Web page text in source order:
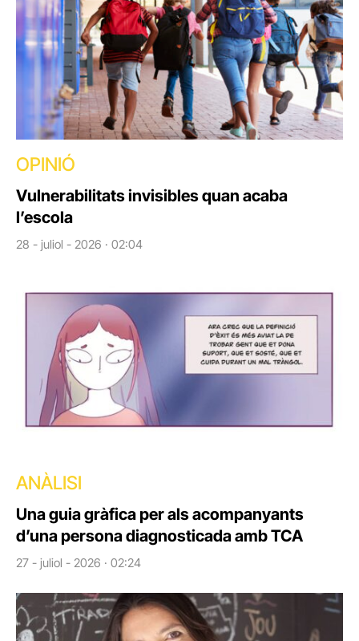
OPINIÓ
Vulnerabilitats invisibles quan acaba
l’escola
28 - juliol - 2026 · 02:04
ANÀLISI
Una guia gràfica per als acompanyants
d’una persona diagnosticada amb TCA
27 - juliol - 2026 · 02:24